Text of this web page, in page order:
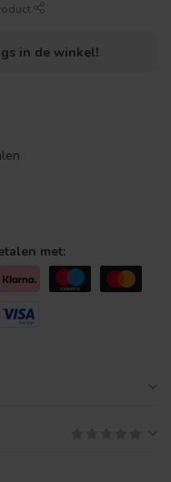
in de winkel!
met: